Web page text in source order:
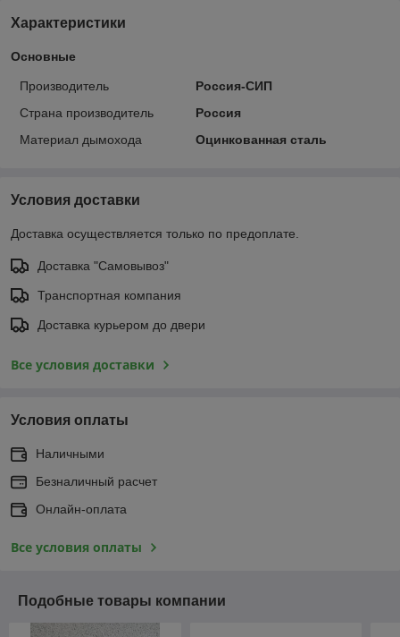
Характеристики
Основные
Производитель
Россия-СИП
Страна производитель
Россия
Материал дымохода
Оцинкованная сталь
Условия доставки
Доставка осуществляется только по предоплате.
Доставка "Самовывоз"
Транспортная компания
Доставка курьером до двери
Все условия доставки
Условия оплаты
Наличными
Безналичный расчет
Онлайн-оплата
Все условия оплаты
Подобные товары компании